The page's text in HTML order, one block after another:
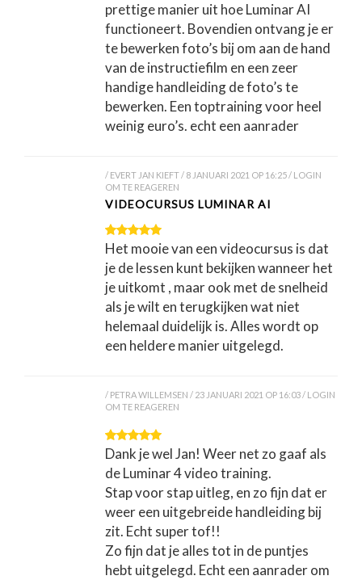
prettige manier uit hoe Luminar AI
functioneert. Bovendien ontvang je er
te bewerken foto’s bij om aan de hand
van de instructiefilm en een zeer
handige handleiding de foto’s te
bewerken. Een toptraining voor heel
weinig euro’s. echt een aanrader
EVERT JAN KIEFT 8 JANUARI 2021 OP 16:25
LOGIN
OM TE REAGEREN
VIDEOCURSUS LUMINAR AI
Het mooie van een videocursus is dat
je de lessen kunt bekijken wanneer het
je uitkomt , maar ook met de snelheid
als je wilt en terugkijken wat niet
helemaal duidelijk is. Alles wordt op
een heldere manier uitgelegd.
PETRA WILLEMSEN 23 JANUARI 2021 OP 16:03
LOGIN
OM TE REAGEREN
Dank je wel Jan! Weer net zo gaaf als
de Luminar 4 video training.
Stap voor stap uitleg, en zo fijn dat er
weer een uitgebreide handleiding bij
zit. Echt super tof!!
Zo fijn dat je alles tot in de puntjes
hebt uitgelegd. Echt een aanrader om